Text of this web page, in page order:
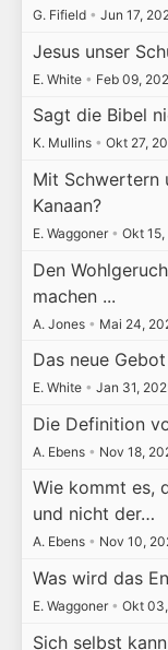
G. Fifield • Jun 17,
Jesus unser
E. White • Feb 09,
Sagt die Bibel
K. Mullins • Okt 27,
Mit Schwertern
Kanaan?
E. Waggoner • Okt
Den
machen ...
A. Jones • Mai 24,
Das neue Gebot
E. White • Jan 31,
Die Definition
A. Ebens • Nov 18,
Wie kommt es,
und nicht der…
A. Ebens • Nov 10,
Was wird das
E. Waggoner • Okt
Sich selbst